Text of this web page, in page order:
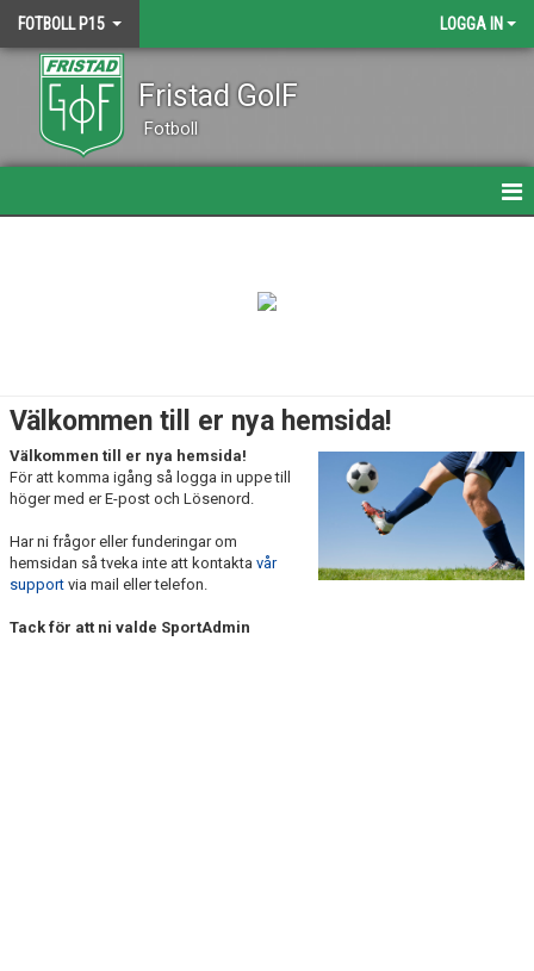
FOTBOLL P15 LOGGA IN
Fristad GoIF
Fotboll
MATCHER
TRUPPEN
KONTAKT
Välkommen till er nya hemsida!
Välkommen till er nya hemsida!
För att komma igång så logga in uppe till
höger med er E-post och Lösenord.
Har ni frågor eller funderingar om
hemsidan så tveka inte att kontakta vår
support via mail eller telefon.
Tack för att ni valde SportAdmin